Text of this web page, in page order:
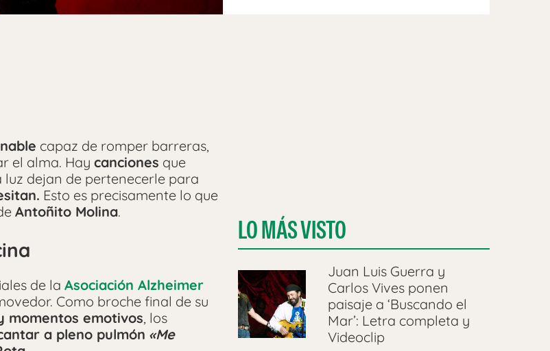
capaz de romper barreras,
el alma. Hay canciones que
dejan de pertenecerle para
Esto es precisamente lo que
Antoñito Molina.
de la Asociación Alzheimer
Como broche final de su
momentos emotivos, los
a pleno pulmón «Me
LO MÁS VISTO
Juan Luis Guerra y
Carlos Vives ponen
paisaje a ‘Buscando el
Mar’: Letra completa y
Videoclip